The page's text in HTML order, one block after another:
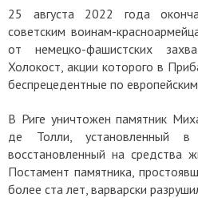
25 августа 2022 года
советским воинам-
от немецко-фашистских
Холокост, акции которого в
беспрецедентные по
В Риге уничтожен памятник
де Толли,
восстановленный на средства
Постамент памятника,
более ста лет, варварски